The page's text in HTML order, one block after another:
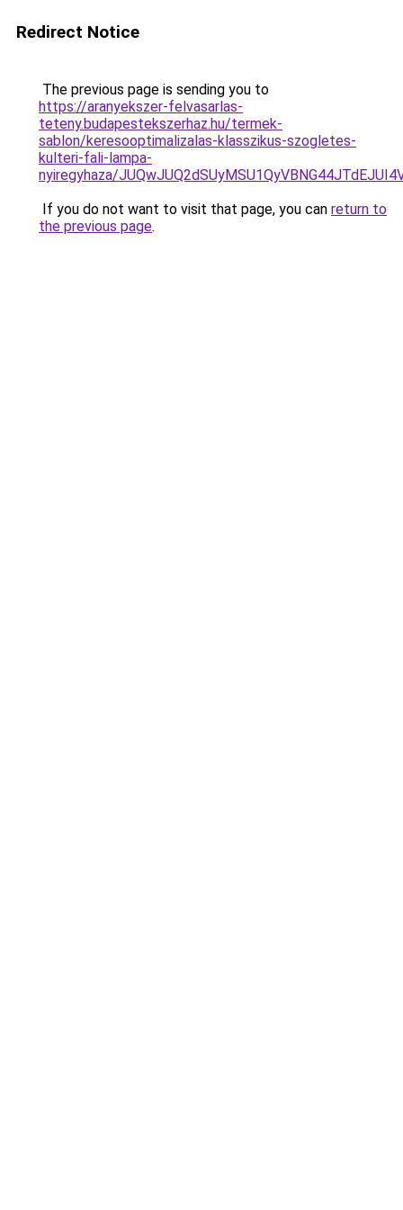
Redirect Notice
The previous page is sending you to
https://aranyekszer-felvasarlas-
teteny.budapestekszerhaz.hu/termek-
sablon/keresooptimalizalas-klasszikus-szogletes-
kulteri-fali-lampa-
nyiregyhaza/
If you do not want to visit that page, you can return to
the previous page.